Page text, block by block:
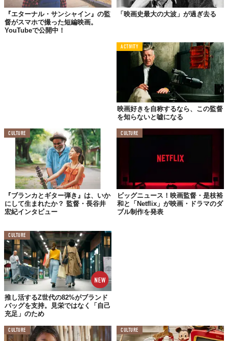
唯一、執着があるのは両親
久志前回までは、紀里谷さんのストイックな面と根底にあ
る思想に触れました。執着をすべて捨てきったように感じる
紀里谷さんにとって、大切なもの、大切な人はいないのでし
大切な人は、両親ですね。こういうと、友人は大切
ではないのかと思われるかもしれませんが、もちろん友人は
大切です。ただ、例えば友人が死んだとしても、私はそれほ
ど悲しくないんです。私は「死」を案外肯定してしまってい
るので、それに対して悲痛な思いはありません。自分が死ん
でも悲しくないのと同じです。ただ、その感覚を親にはまだ
持てていないんですよ。
久志ご両親だけが、亡くなったら悲しいと思うのですね。
紀里谷例えば、「明日、あなたは映画が撮れなくなりま
す」「明日、あなたは死にます」と言われても、私は何の拒
死にます」と言われたら、猛烈な拒否感あります。まだ自分
でもよくわかっていないのですが、どこかでまだ両親を必要
としているのでしょうね。いろいろなものを手放してきて、
執着も無くしてきたつもりですが、両親には唯一囚われてい
て、二人なしには自分自身を保てないのだと思います。友人
に対しては自分と同じ感覚で、死も受け入れられるのです
が。
久志ご友人は自分と同じように見ているから、「死」も肯
定できるけれど、ご両親に対しては自分と同じに見られない
『エターナル・サンシャイン』の監
督がスマホで撮った短編映画。
YouTubeで公開中！
「映画史最大の大波」が過ぎ去る
ACTIVITY
映画好きを自称するなら、この監督
を知らないと嘘になる
CULTURE
『ブランカとギター弾き』は、いか
にして生まれたか？ 監督・長谷井
宏紀インタビュー
CULTURE
ビッグニュース！映画監督・是枝裕
和と「Netflix」が映画・ドラマのダ
ブル制作を発表
CULTURE
推し活するZ世代の82%がブランド
バッグを支持。見栄ではなく「自己
充足」のため
CULTURE CULTURE